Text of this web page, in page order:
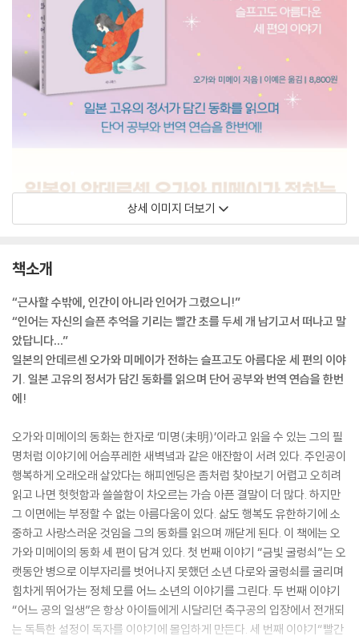
상세 이미지 더보기
책소개
“근사할 수밖에, 인간이 아니라 인어가 그렸으니!”
“인어는 자신의 슬픈 추억을 기리는 빨간 초를 두세 개 남기고서 떠나고 말
았답니다…”
일본의 안데르센 오가와 미메이가 전하는 슬프고도 아름다운 세 편의 이야
기. 일본 고유의 정서가 담긴 동화를 읽으며 단어 공부와 번역 연습을 한번
에!
오가와 미메이의 동화는 한자로 ‘미명(未明)’이라고 읽을 수 있는 그의 필
명처럼 이야기에 어슴푸레한 새벽녘과 같은 애잔함이 서려 있다. 주인공이
행복하게 오래오래 살았다는 해피엔딩은 좀처럼 찾아보기 어렵고 오히려
읽고 나면 헛헛함과 쓸쓸함이 차오르는 가슴 아픈 결말이 더 많다. 하지만
그 이면에는 부정할 수 없는 아름다움이 있다. 삶도 행복도 유한하기에 소
중하고 사랑스러운 것임을 그의 동화를 읽으며 깨닫게 된다. 이 책에는 오
가와 미메이의 동화 세 편이 담겨 있다. 첫 번째 이야기 “금빛 굴렁쇠”는 오
랫동안 병으로 이부자리를 벗어나지 못했던 소년 다로와 굴렁쇠를 굴리며
힘차게 뛰어가는 정체 모를 어느 소년의 이야기를 그린다. 두 번째 이야기
“어느 공의 일생”은 항상 아이들에게 시달리던 축구공의 입장에서 전개되
는 독특한 설정이 독자를 이야기에 몰입하게 만든다. 세 번째 이야기“빨간